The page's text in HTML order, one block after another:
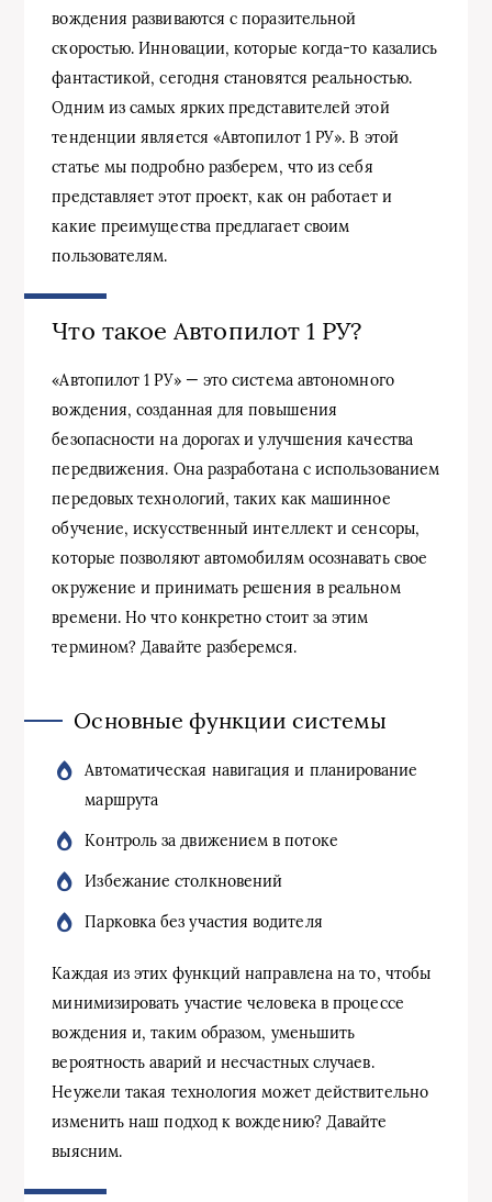
вождения развиваются с поразительной
скоростью. Инновации, которые когда-то казались
фантастикой, сегодня становятся реальностью.
Одним из самых ярких представителей этой
тенденции является «Автопилот 1 РУ». В этой
статье мы подробно разберем, что из себя
представляет этот проект, как он работает и
какие преимущества предлагает своим
пользователям.
Что такое Автопилот 1 РУ?
«Автопилот 1 РУ» — это система автономного
вождения, созданная для повышения
безопасности на дорогах и улучшения качества
передвижения. Она разработана с использованием
передовых технологий, таких как машинное
обучение, искусственный интеллект и сенсоры,
которые позволяют автомобилям осознавать свое
окружение и принимать решения в реальном
времени. Но что конкретно стоит за этим
термином? Давайте разберемся.
Основные функции системы
Автоматическая навигация и планирование
маршрута
Контроль за движением в потоке
Избежание столкновений
Парковка без участия водителя
Каждая из этих функций направлена на то, чтобы
минимизировать участие человека в процессе
вождения и, таким образом, уменьшить
вероятность аварий и несчастных случаев.
Неужели такая технология может действительно
изменить наш подход к вождению? Давайте
выясним.